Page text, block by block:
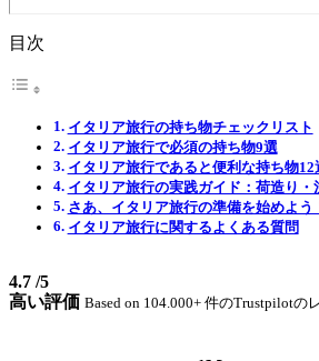
目次
イタリア旅行の持ち物チェックリスト
イタリア旅行で必須の持ち物9選
イタリア旅行であると便利な持ち物12
イタリア旅行の実践ガイド：荷造り・
さあ、イタリア旅行の準備を始めよう
イタリア旅行に関するよくある質問
4.7 /5
高い評価 Based on 104.000+ 件のTrustpilotの